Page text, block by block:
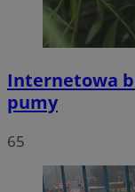
Internetowa
pumy
65